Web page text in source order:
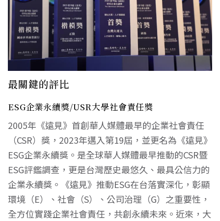
最關鍵的評比
ESG企業永續獎/USR大學社會責任獎
2005年《遠見》首創華人媒體最早的企業社會責任
（CSR）獎，2023年邁入第19屆，並更名為《遠見》
ESG企業永續獎。是全球華人媒體最早推動的CSR暨
ESG評鑑調查，更是台灣歷史最悠久、最具公信力的
企業永續獎。《遠見》推動ESG在台落實深化，彰顯
環境（E）、社會（S）、公司治理（G）之重要性，
全方位實踐企業社會責任，共創永續未來。近來，大